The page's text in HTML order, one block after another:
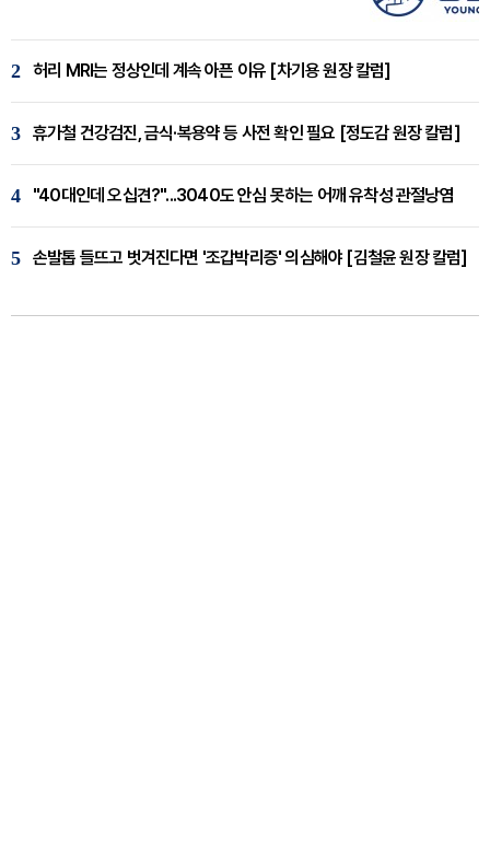
2 허리 MRI는 정상인데 계속 아픈 이유 [차기용 원장 칼럼]
3 휴가철 건강검진, 금식·복용약 등 사전 확인 필요 [정도감 원장 칼럼]
4 "40대인데 오십견?"...3040도 안심 못하는 어깨 유착성 관절낭염
5 손발톱 들뜨고 벗겨진다면 '조갑박리증' 의심해야 [김철윤 원장 칼럼]